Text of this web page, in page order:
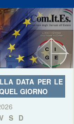
DATA PER LE
GIORNO
S D